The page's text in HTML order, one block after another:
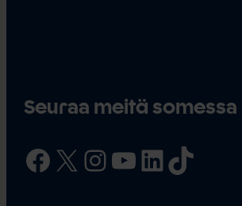
Seuraa meitä somessa
Facebook X InstagramYouTube LinkedIn TikTok